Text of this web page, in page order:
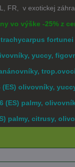
FR, v exotickej
vo výške -25% z
trachycarpus
yuccy,
(ES) olivovníky,
(ES) palmy,
palmy, citrusy,